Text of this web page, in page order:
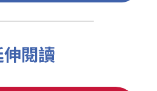
閱讀